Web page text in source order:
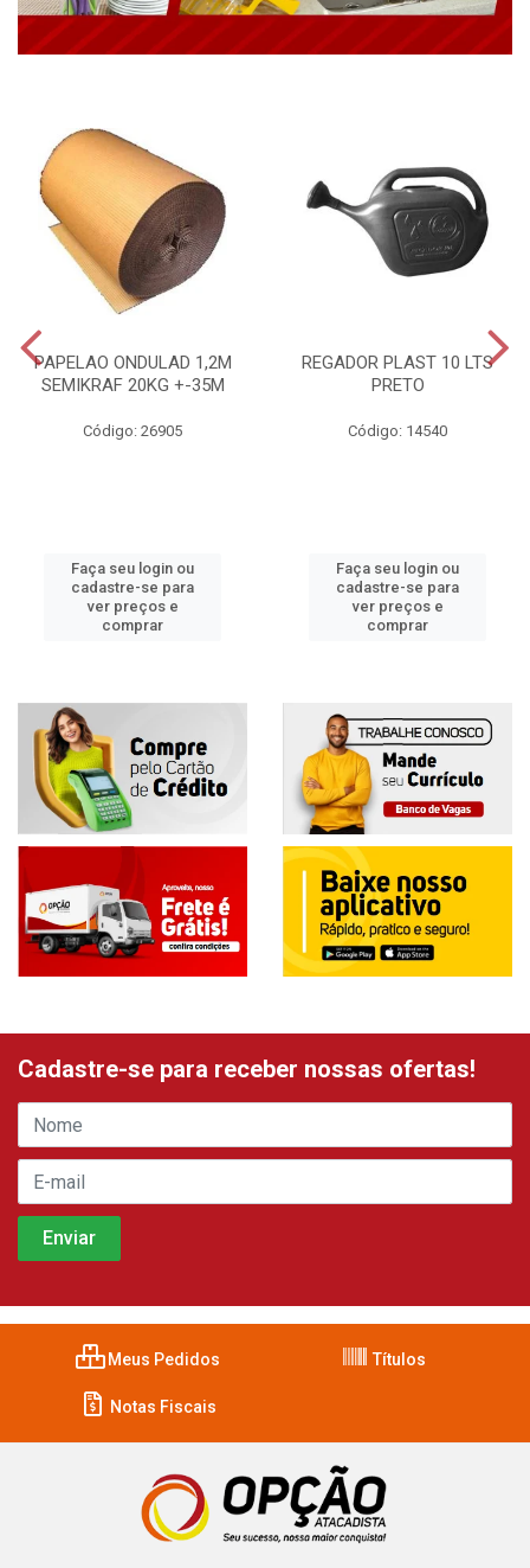
PAPELAO ONDULAD 1,2M
SEMIKRAF 20KG +-35M
Código: 26905
Faça seu login ou
cadastre-se para
ver preços e
comprar
REGADOR PLAST 10 LTS
PRETO
Código: 14540
Faça seu login ou
cadastre-se para
ver preços e
comprar
Cadastre-se para receber nossas ofertas!
Meus Pedidos Títulos
Notas Fiscais